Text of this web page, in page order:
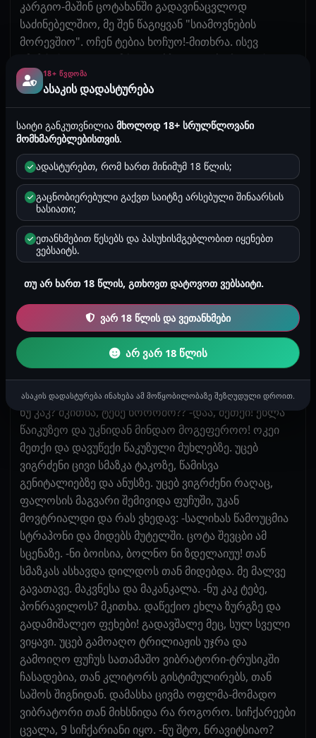
კარგიო-მაშინ ცოტახანში გადავინაცვლოდ
საძინებელშიო, მე შენ წაგიყვან "სიამოვნების
მორევშიო". ოჩენ ტებია ხოჩუო!-მითხრა. ისევ
ამიჩქარდა გული ამ სიტყვებზე. -ია ტებე პოდარიუ
ნიზაბივაემი ორგაზმიო! ნადეიუს ნა ვზაიმნოსტ-
მომიგო სალიხამ. ჯაკუზიდან გადავინაცვლეთ
საძინებელში. პირსახოცები გავიძრეთ ტანიდან და
სალიხა ეგრევე მეტაკა და დამიწყო ზასავი. -ხოჩუ
ტებია ვსюო! დამიწყო კოცნა ზევიდან ქვევით.
ბოქვენთან, რომ ჩავიდა ამიკანკალდა მუხლები.
ჩავიკეცე და ლოგინზე დავეცი. სალიხამ ფეხები
ამიწია, გადამიწია სასირცხო ბაგეები და დამშეულმა
ჯერ ნაზად და მერე აჩქარებით მილოკავდა მთელ
მუტელს! თვალებს ვერ ვუჯერებდი, რომ უცხო
ქალბატონი, სხვა რჯულის და მრწამსის მილოკავდა
ვკუსნაია, კაკაია უ ტებია სუპერ პიზდაო"! გადავირიე
ქალი, ვის არ მოუწოვია ჩემთვის მარა ასეთი
კომპლიმენტები, თან უცხო ქალისგან...მესიამოვნა, :-
"ო, კაკაია ტი ვკუსნაია, შას ტებია სუმა სვიდუოო".
დამიწყო კლიტორის წოვა. ვაკუუმ მანქანასავით
მწოვდა ეს სალიხა. თან თითებს მიტრიალებდა
საშოში, ცალი ხელით ძუძუს თავებს ეთამაშებოდა...-
ნუ კაკ? მკითხა, ტებე ხოროშო?? -დაა, მეთქი! ეხლა
წაიკუზეო და უკნიდან მინდაო მოგეფეროო! ოკეი
მეთქი და დავუწექი წაკუზული მუხლებზე. უცებ
ვიგრძენი ცივი სმაზკა ტაკოზე, წამისვა
გენიტალიებზე და ანუსზე. უცებ ვიგრძენი რაღაც,
ფალოსის მაგვარი შემივიდა ფუჩუში, უკან
მოვტრიალდი და რას ვხედავ: -სალიხას წამოუცმია
სტრაპონი და მიდებს მუტელში. ცოტა შევცბი ამ
სცენაზე. -ნი ბოისია, ბოლნო ნი ზდელაიუუ! თან
სმაზკას ასხავდა დილდოს თან მიდებდა. მე მალვე
გავათავე. მაკვნესა და მაკანკალა. -ნუ კაკ ტებე,
პონრავილოს? მკითხა. დაწექიო ეხლა ზურგზე და
გადამიშალეო ფეხები! გადავშალე მეც, სულ სველი
ვიყავი. უცებ გამოაღო ტრილიაჟის უჯრა და
გამოიღო ფუჩუს სათამაშო ვიბრატორი-ტრუსიკში
ჩასადებია, თან კლიტორს გისტიმულირებს, თან
საშოს შიგნიდან. დამასხა ცივმა ოფლმა-მომადო
ვიბრატორი თან მიხსნიდა რა როგორო. სიჩქარეები
ცვალა, 9 სიჩქარიანი იყო. -ნუ შტო, ნრავიტსიაო?
18+ ᲬᲕᲓᲝᲛᲐ
ასაკის დადასტურება
საიტი განკუთვნილიამხოლოდ 18+ სრულწლოვანი
მომხმარებლებისთვის.
ადასტურებთ, რომ ხართ მინიმუმ 18 წლის;
გაცნობიერებული გაქვთ საიტზე არსებული შინაარსის
ხასიათი;
ეთანხმებით წესებს და პასუხისმგებლობით იყენებთ
ვებსაიტს.
თუ არ ხართ 18 წლის, გთხოვთ დატოვოთ ვებსაიტი.
ვარ 18 წლის და ვეთანხმები
არ ვარ 18 წლის
ასაკის დადასტურება ინახება ამ მოწყობილობაზე შეზღუდული დროით.